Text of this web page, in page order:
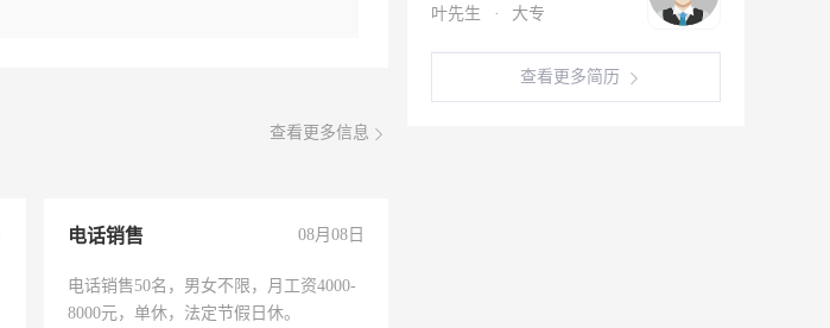
查看更多信息
电话销售 08月08日
电话销售50名，男女不限，月工资4000-
8000元，单休，法定节假日休。
叶先生 · 大专
查看更多简历